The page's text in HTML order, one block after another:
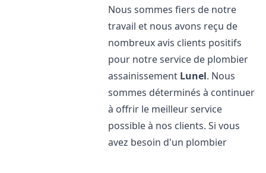
Nous sommes fiers de notre
travail et nous avons reçu de
nombreux avis clients positifs
pour notre service de plombier
assainissement Lunel. Nous
sommes déterminés à continuer
à offrir le meilleur service
possible à nos clients. Si vous
avez besoin d'un plombier